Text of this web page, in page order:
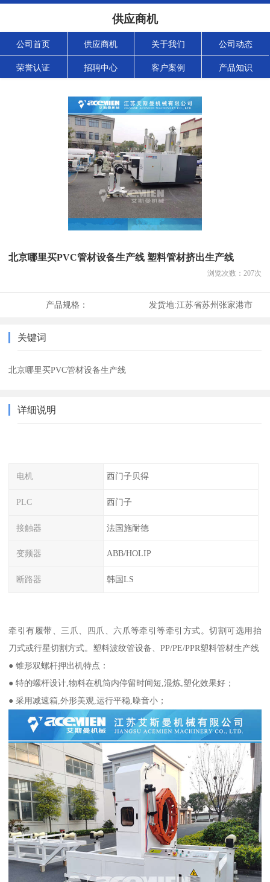
供应商机
公司首页 供应商机 关于我们 公司动态
荣誉认证 招聘中心 客户案例 产品知识
北京哪里买PVC管材设备生产线 塑料管材挤出生产线
浏览次数： 207次
产品规格： 发货地:江苏省苏州张家港市
关键词
北京哪里买PVC管材设备生产线
详细说明
电机 西门子贝得
PLC 西门子
接触器 法国施耐德
变频器 ABB/HOLIP
断路器 韩国LS
牵引有履带、三爪、四爪、六爪等牵引等牵引方式。切割可选用抬
刀式或行星切割方式。塑料波纹管设备、PP/PE/PPR塑料管材生产线
● 锥形双螺杆押出机特点：
● 特的螺杆设计,物料在机筒内停留时间短,混炼,塑化效果好；
● 采用减速箱,外形美观,运行平稳,噪音小；